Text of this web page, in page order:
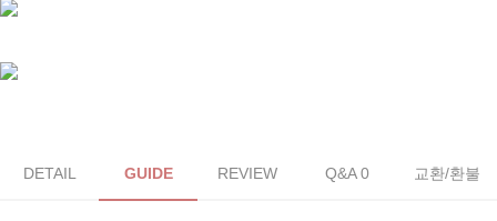
DETAIL GUIDE REVIEW Q&A 0 교환/환불